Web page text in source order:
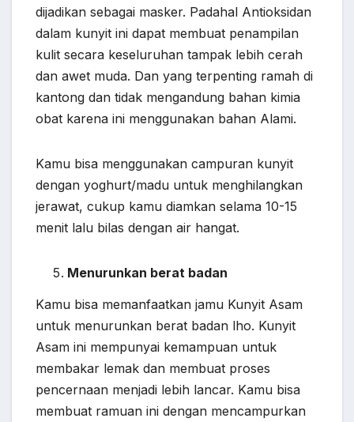
dijadikan sebagai masker. Padahal Antioksidan
dalam kunyit ini dapat membuat penampilan
kulit secara keseluruhan tampak lebih cerah
dan awet muda. Dan yang terpenting ramah di
kantong dan tidak mengandung bahan kimia
obat karena ini menggunakan bahan Alami.
Kamu bisa menggunakan campuran kunyit
dengan yoghurt/madu untuk menghilangkan
jerawat, cukup kamu diamkan selama 10-15
menit lalu bilas dengan air hangat.
Menurunkan berat badan
Kamu bisa memanfaatkan jamu Kunyit Asam
untuk menurunkan berat badan lho. Kunyit
Asam ini mempunyai kemampuan untuk
membakar lemak dan membuat proses
pencernaan menjadi lebih lancar. Kamu bisa
membuat ramuan ini dengan mencampurkan